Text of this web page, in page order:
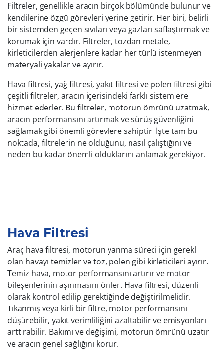
Filtreler, genellikle aracın birçok bölümünde bulunur ve
kendilerine özgü görevleri yerine getirir. Her biri, belirli
bir sistemden geçen sıvıları veya gazları saflaştırmak ve
korumak için vardır. Filtreler, tozdan metale,
kirleticilerden alerjenlere kadar her türlü istenmeyen
materyali yakalar ve ayırır.
Hava filtresi, yağ filtresi, yakıt filtresi ve polen filtresi gibi
çeşitli filtreler, aracın içerisindeki farklı sistemlere
hizmet ederler. Bu filtreler, motorun ömrünü uzatmak,
aracın performansını artırmak ve sürüş güvenliğini
sağlamak gibi önemli görevlere sahiptir. İşte tam bu
noktada, filtrelerin ne olduğunu, nasıl çalıştığını ve
neden bu kadar önemli olduklarını anlamak gerekiyor.
Hava Filtresi
Araç hava filtresi, motorun yanma süreci için gerekli
olan havayı temizler ve toz, polen gibi kirleticileri ayırır.
Temiz hava, motor performansını artırır ve motor
bileşenlerinin aşınmasını önler. Hava filtresi, düzenli
olarak kontrol edilip gerektiğinde değiştirilmelidir.
Tıkanmış veya kirli bir filtre, motor performansını
düşürebilir, yakıt verimliliğini azaltabilir ve emisyonları
arttırabilir. Bakımı ve değişimi, motorun ömrünü uzatır
ve aracın genel sağlığını korur.